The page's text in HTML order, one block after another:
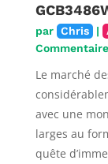
par Chris |
Le marché
avec une
larges au
quête